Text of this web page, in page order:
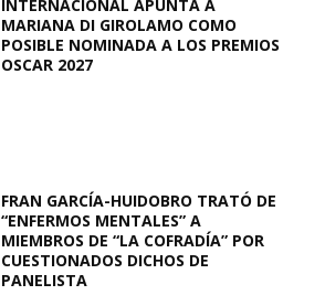
INTERNACIONAL APUNTA A
MARIANA DI GIROLAMO COMO
POSIBLE NOMINADA A LOS PREMIOS
OSCAR 2027
FRAN GARCÍA-HUIDOBRO TRATÓ DE
“ENFERMOS MENTALES” A
MIEMBROS DE “LA COFRADÍA” POR
CUESTIONADOS DICHOS DE
PANELISTA